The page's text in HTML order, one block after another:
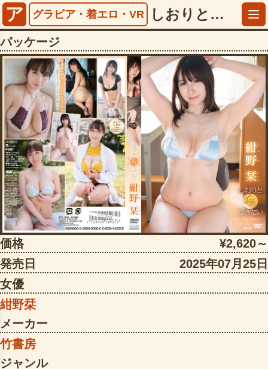
ア グラビア・着エロ・VR しおりとイチャつきたい 紺野栞【5013tsds42985】
パッケージ
価格
¥2,620～
発売日
2025年07月25日
女優
紺野栞
メーカー
竹書房
ジャンル